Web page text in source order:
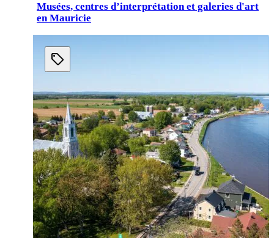
Musées, centres d’interprétation et galeries d'art
en Mauricie